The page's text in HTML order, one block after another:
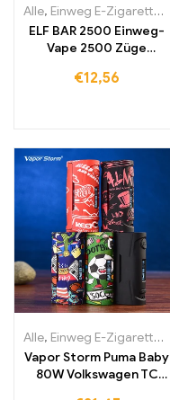
Alle, Einweg E-Zigaretten
ELF BAR 2500 Einweg-
Vape 2500 Züge
€12,56
Alle, Einweg E-Zigaretten
Vapor Storm Puma Baby
80W Volkswagen TC